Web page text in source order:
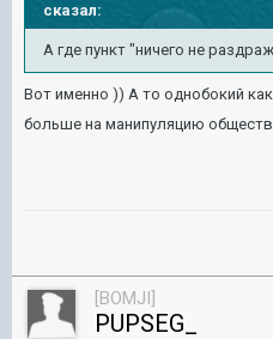
сказал:
А где пункт "ничего не
Вот именно )) А то однобокий
больше на манипуляцию
[BOMJI]
PUPSEG_